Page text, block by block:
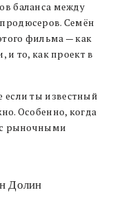
баланса между
Семён
фильма — как
и то, как проект в
если ты известный
Особенно, когда
с рыночными
Долин